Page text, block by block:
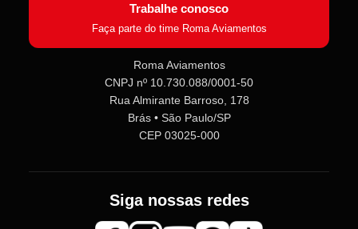
Roma Aviamentos
Online agora
Aviamentos!
Fale com a gente pelo SAC para tirar
dúvidas sobre pedidos e produtos,
Trabalhe conosco
Faça parte do time Roma Aviamentos
Roma Aviamentos
CNPJ nº 10.730.088/0001-50
Rua Almirante Barroso, 178
Brás • São Paulo/SP
CEP 03025-000
Siga nossas redes